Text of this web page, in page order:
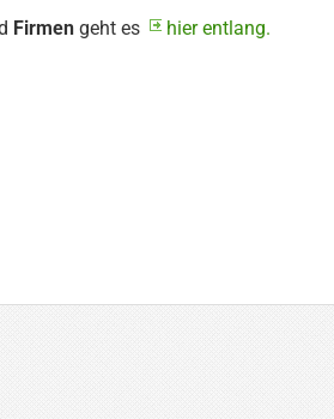
Firmen geht es hier entlang.